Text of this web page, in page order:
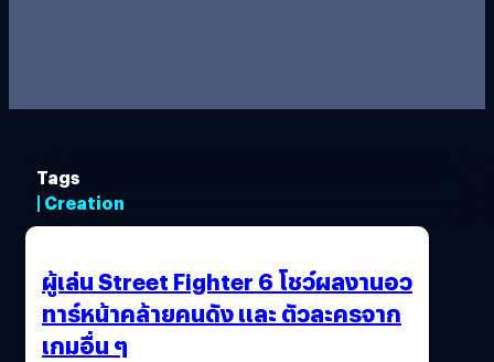
Tags
| Creation
ผู้เล่น Street Fighter 6 โชว์ผลงานอว
ทาร์หน้าคล้ายคนดัง และ ตัวละครจาก
เกมอื่น ๆ